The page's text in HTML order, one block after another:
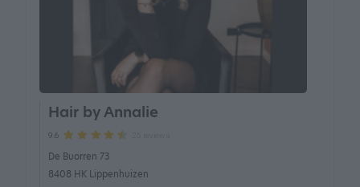
Hair by Annalie
9.6
De Buorren 73
8408 HK Lippenhuizen